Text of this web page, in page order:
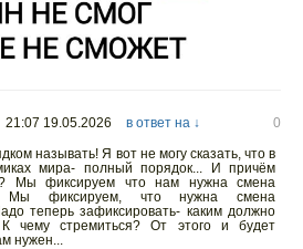
21:07 19.05.2026 в ответ на ↓
0
называть! Я вот не могу сказать, что в
мира- полный порядок... И причём
Мы фиксируем что нам нужна смена
Мы фиксируем, что нужна смена
теперь зафиксировать- каким должно
чему стремиться? От этого и будет
нужен...